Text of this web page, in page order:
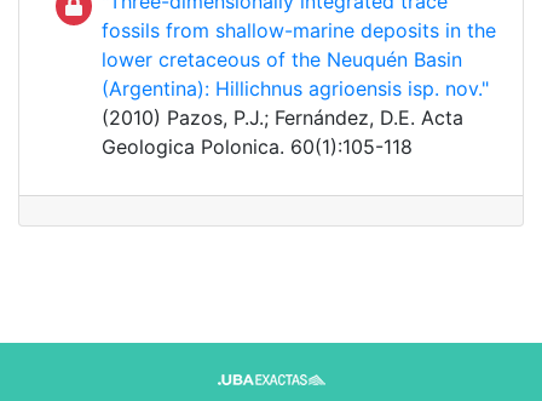
fossils from shallow-marine deposits in the
lower cretaceous of the Neuquén Basin
(Argentina): Hillichnus agrioensis isp. nov."
(2010) Pazos, P.J.; Fernández, D.E. Acta
Geologica Polonica. 60(1):105-118